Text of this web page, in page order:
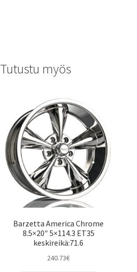
Tutustu myös
Barzetta America Chrome
8.5×20″ 5×114.3 ET35
keskireikä:71.6
240.73€